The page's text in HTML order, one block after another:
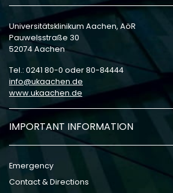
Universitätsklinikum Aachen, AöR
Pauwelsstraße 30
52074 Aachen
Tel.: 0241 80-0 oder 80-84444
info
ukaachen de
www.ukaachen.de
IMPORTANT INFORMATION
Emergency
Contact & Directions